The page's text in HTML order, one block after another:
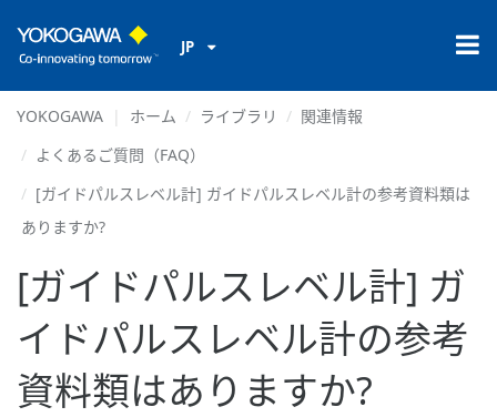
JP
YOKOGAWA ホーム ライブラリ
関連情報
よくあるご質問（FAQ）
[ガイドパルスレベル計] ガイドパルスレベル計の参考資料類は
ありますか?
[ガイドパルスレベル計] ガ
イドパルスレベル計の参考
資料類はありますか?